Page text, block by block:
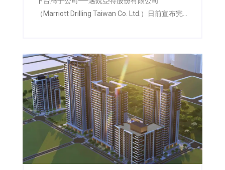
（Marriott Drilling Taiwan Co. Ltd.）日前宣布完
技術中心，攜手台灣產業資本、科研團隊及國際
工程技術，共同布局亞洲地熱、CCUS及地下能源
工程市場，協助建構支撐RE100及2050淨零目標
的重要基礎建設。